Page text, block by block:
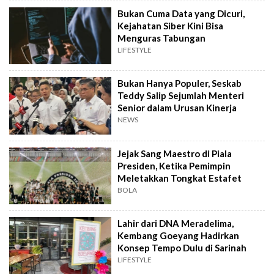
Bukan Cuma Data yang Dicuri,
Kejahatan Siber Kini Bisa
Menguras Tabungan
LIFESTYLE
Bukan Hanya Populer, Seskab
Teddy Salip Sejumlah Menteri
Senior dalam Urusan Kinerja
NEWS
Jejak Sang Maestro di Piala
Presiden, Ketika Pemimpin
Meletakkan Tongkat Estafet
BOLA
Lahir dari DNA Meradelima,
Kembang Goeyang Hadirkan
Konsep Tempo Dulu di Sarinah
LIFESTYLE